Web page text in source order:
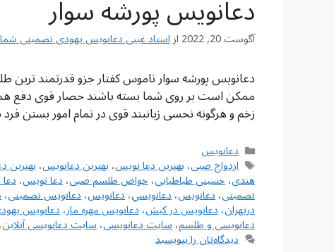
دعانویس پورشه سوار
آگوست 20, 2022 ازاستاد غیبی دعانویس یهودی تضمینی شماره
دعانویس پورشه سوار ناموس کفتار جزو قدرتمند
ممکن است بر روی شما بسته باشند حصار قوی دفع
زخم و هرگونه نحسی زبانبند قوی در تمام امور
دسته‌ها
دعانویس
برچسب‌ها
ازدواج صبی،بهترین دعا نویس،بهترین دعانویس،
هندی،حسینی طباطبایی،خواص طلسم صبی،دعا نویس،
تضمینی،دعانويس،دعانويسي،دعانویس،دعانویس تضمینی،
درتهران،دعانویس در کیش،دعانویس مهره مار،دعانویس
دعانویسی و طلسم،سایت دعانویسی،سایت دعانویسی آنلاین،
دیدگاه‌تان را بنویسید